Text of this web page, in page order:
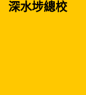
深水埗總校